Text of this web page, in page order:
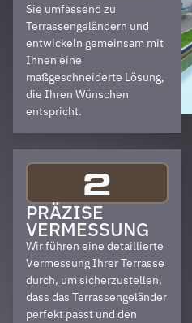
Sie umfassend zu
Terrassengeländern und
entwickeln gemeinsam mit
Ihnen eine
maßgeschneiderte Lösung,
die Ihren Wünschen
entspricht.
2
PRÄZISE
VERMESSUNG
Wir führen eine detaillierte
Vermessung Ihrer Terrasse
durch, um sicherzustellen,
dass das Terrassengeländer
perfekt passt und den